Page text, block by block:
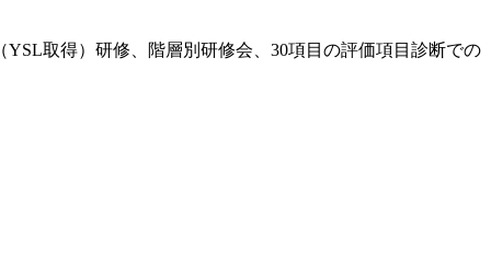
取得）研修、階層別研修会、30項目の評価項目診断での